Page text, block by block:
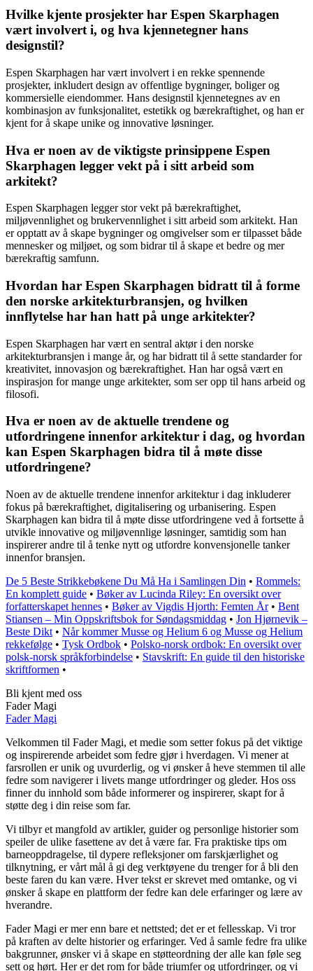
Hvilke kjente prosjekter har Espen Skarphagen
vært involvert i, og hva kjennetegner hans
designstil?
Espen Skarphagen har vært involvert i en rekke spennende
prosjekter, inkludert design av offentlige bygninger, boliger og
kommersielle eiendommer. Hans designstil kjennetegnes av en
kombinasjon av funksjonalitet, estetikk og bærekraftighet, og han er
kjent for å skape unike og innovative løsninger.
Hva er noen av de viktigste prinsippene Espen
Skarphagen legger vekt på i sitt arbeid som
arkitekt?
Espen Skarphagen legger stor vekt på bærekraftighet,
miljøvennlighet og brukervennlighet i sitt arbeid som arkitekt. Han
er opptatt av å skape bygninger og omgivelser som er tilpasset både
mennesker og miljøet, og som bidrar til å skape et bedre og mer
bærekraftig samfunn.
Hvordan har Espen Skarphagen bidratt til å forme
den norske arkitekturbransjen, og hvilken
innflytelse har han hatt på unge arkitekter?
Espen Skarphagen har vært en sentral aktør i den norske
arkitekturbransjen i mange år, og har bidratt til å sette standarder for
kreativitet, innovasjon og bærekraftighet. Han har også vært en
inspirasjon for mange unge arkitekter, som ser opp til hans arbeid og
filosofi.
Hva er noen av de aktuelle trendene og
utfordringene innenfor arkitektur i dag, og hvordan
kan Espen Skarphagen bidra til å møte disse
utfordringene?
Noen av de aktuelle trendene innenfor arkitektur i dag inkluderer
fokus på bærekraftighet, digitalisering og urbanisering. Espen
Skarphagen kan bidra til å møte disse utfordringene ved å fortsette å
utvikle innovative og miljøvennlige løsninger, samtidig som han
inspirerer andre til å tenke nytt og utfordre konvensjonelle tanker
innenfor bransjen.
De 5 Beste Strikkebøkene Du Må Ha i Samlingen Din • Rommels:
En komplett guide • Bøker av Lucinda Riley: En oversikt over
forfatterskapet hennes • Bøker av Vigdis Hjorth: Femten År• Bent
Stiansen – Min Oppskriftsbok for Søndagsmiddag • Jon Hjørnevik –
Beste Dikt • Når kommer Musse og Helium 6 og Musse og Helium
rekkefølge • Tysk Ordbok • Polsko-norsk ordbok: En oversikt over
polsk-norsk språkforbindelse • Stavskrift: En guide til den historiske
skriftformen •
Bli kjent med oss
Fader Magi
Fader Magi
Velkommen til Fader Magi, et medie som setter fokus på det viktige
og inspirerende arbeidet som fedre gjør i hverdagen. Vi mener at
farsrollen er unik og uvurderlig, og vi ønsker å heve stemmen til alle
fedre som navigerer i livets mange utfordringer og gleder. Hos oss
finner du innhold som både informerer og inspirerer, skapt for å
støtte deg i din reise som far.
Vi tilbyr et mangfold av artikler, guider og personlige historier som
speiler de ulike fasettene av det å være far. Fra praktiske tips om
barneoppdragelse, til dypere refleksjoner om farskjærlighet og
tilknytning, er vårt mål å gi deg verktøyene du trenger for å bli den
beste faren du kan være. Hver tekst er skrevet med omtanke, og vi
ønsker å skape en plattform der fedre kan dele erfaringer og lære av
hverandre.
Fader Magi er mer enn bare et nettsted; det er et fellesskap. Vi tror
på kraften av delte historier og erfaringer. Ved å samle fedre fra ulike
bakgrunner, ønsker vi å skape en støtteordning der alle kan føle seg
sett og hørt. Her er det rom for både triumfer og utfordringer, og vi